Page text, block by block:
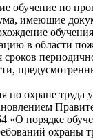
обучение по
имеющие
обучения
в области
сроков
по охране труда
«О порядке
охраны